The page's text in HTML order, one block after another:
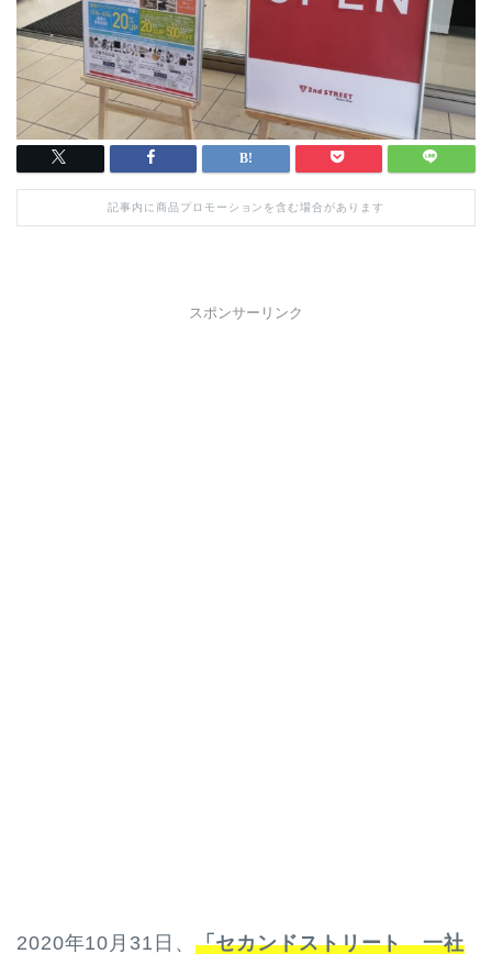
記事内に商品プロモーションを含む場合があります
スポンサーリンク
2020年10月31日、 「セカンドストリート 一社